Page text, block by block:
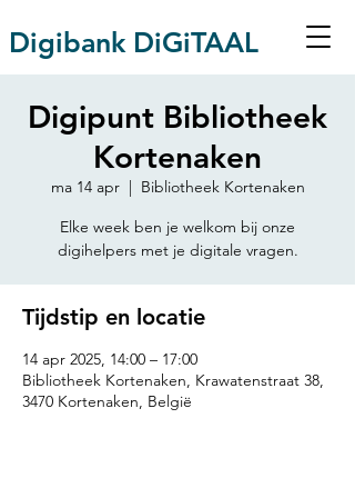
Digibank DiGiTAAL
Digipunt Bibliotheek
Kortenaken
ma 14 apr
  |
Bibliotheek Kortenaken
Elke week ben je welkom bij onze
digihelpers met je digitale vragen.
Tijdstip en locatie
14 apr 2025, 14:00 – 17:00
Bibliotheek Kortenaken, Krawatenstraat 38,
3470 Kortenaken, België